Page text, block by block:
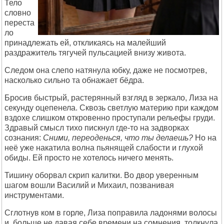
Тело
словно
переста
ло
принадлежать ей, откликаясь на малейший
раздражитель тягучей пульсацией внизу живота.
Следом она слепо натянула юбку, даже не посмотрев,
насколько сильно та обнажает бёдра.
Бросив быстрый, растерянный взгляд в зеркало, Лиза на
секунду оцепенела. Сквозь светлую материю при каждом
вздохе слишком откровенно проступали рельефы груди.
Здравый смысл тихо пискнул где-то на задворках
сознания: Сними, переоденься, что ты делаешь? Но на
неё уже накатила волна пьянящей слабости и глухой
обиды. Ей просто не хотелось ничего менять.
Тишину оборвал скрип калитки. Во двор уверенным
шагом вошли Василий и Михаил, позванивая
инструментами.
Сглотнув ком в горле, Лиза поправила ладонями волосы